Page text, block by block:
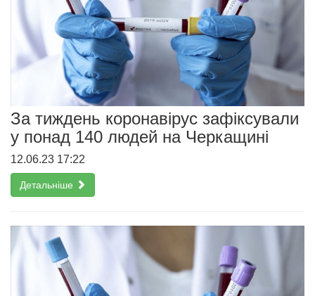
За тиждень коронавірус зафіксували
у понад 140 людей на Черкащині
12.06.23 17:22
Детальніше